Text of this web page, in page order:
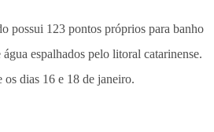
possui 123 pontos próprios para banho
espalhados pelo litoral catarinense.
os dias 16 e 18 de janeiro.